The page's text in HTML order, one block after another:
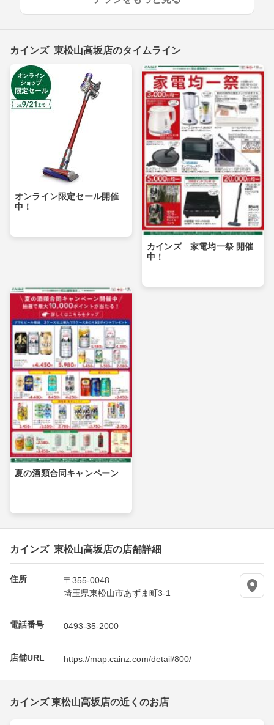
カインズ 東松山高坂店のタイムライン
オンライン限定セール開催
中！
カインズ 家電均一祭 開催
中！
夏の酒類合同キャンペーン
カインズ 東松山高坂店の店舗詳細
住所
〒355-0048
埼玉県東松山市あずま町3-1
電話番号 0493-35-2000
店舗URL https://map.cainz.com/detail/800/
カインズ 東松山高坂店の近くのお店